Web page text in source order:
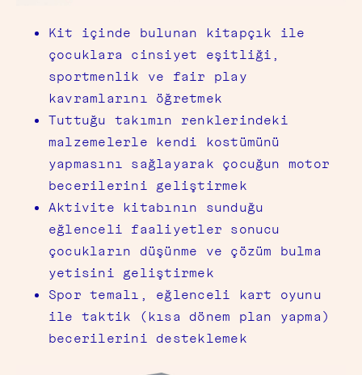
Kit içinde bulunan kitapçık ile
çocuklara cinsiyet eşitliği,
sportmenlik ve fair play
kavramlarını öğretmek
Tuttuğu takımın renklerindeki
malzemelerle kendi kostümünü
yapmasını sağlayarak çocuğun motor
becerilerini geliştirmek
Aktivite kitabının sunduğu
eğlenceli faaliyetler sonucu
çocukların düşünme ve çözüm bulma
yetisini geliştirmek
Spor temalı, eğlenceli kart oyunu
ile taktik (kısa dönem plan yapma)
becerilerini desteklemek